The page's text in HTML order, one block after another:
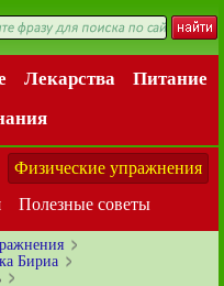
Лекарства
Питание
Физические упражнения
Полезные советы
Бириа